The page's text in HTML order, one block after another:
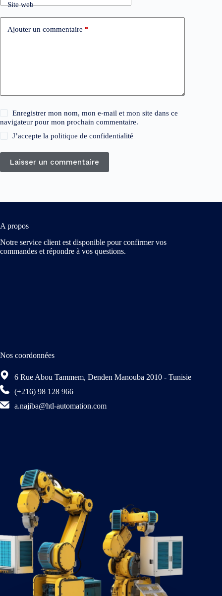
Site web
Ajouter un commentaire *
Enregistrer mon nom, mon e-mail et mon site dans ce
navigateur pour mon prochain commentaire.
J’accepte lapolitique de confidentialité
Laisser un commentaire
A propos
Notre service client est disponible pour confirmer vos
commandes et répondre à vos questions.
Nos coordonnées
6 Rue Abou Tammem, Denden Manouba 2010 - Tunisie
(+216) 98 128 966
a.najiba@htl-automation.com